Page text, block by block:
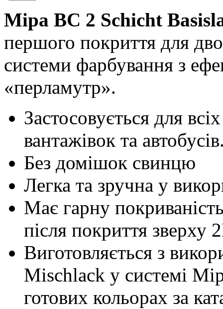
Mipa BC 2 Schicht
першого покриття для
системи фарбування з
«перламутр».
Застосовується для
вантажівок та
Без домішок свинцю
Легка та зручна у
Має гарну
після покриття
Виготовляється з
Mischlack у системі
готових кольорах за